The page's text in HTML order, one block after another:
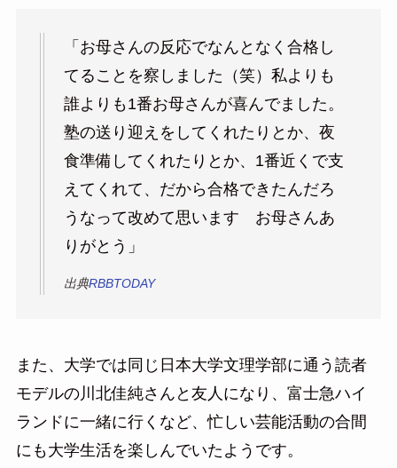
「お母さんの反応でなんとなく合格し
てることを察しました（笑）私よりも
誰よりも1番お母さんが喜んでました。
塾の送り迎えをしてくれたりとか、夜
食準備してくれたりとか、1番近くで支
えてくれて、だから合格できたんだろ
うなって改めて思います お母さんあ
りがとう」
出典RBBTODAY
また、大学では同じ日本大学文理学部に通う読者
モデルの川北佳純さんと友人になり、富士急ハイ
ランドに一緒に行くなど、忙しい芸能活動の合間
にも大学生活を楽しんでいたようです。